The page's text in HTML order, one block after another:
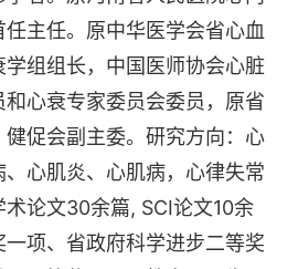
主任。原中华医学会省心血
组组长，中国医师协会心脏
心衰专家委员会委员，原省
促会副主委。研究方向：心
心肌炎、心肌病，心律失常
论文30余篇, SCI论文10余
项、省政府科学进步二等奖